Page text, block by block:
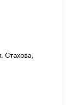
Стахова,